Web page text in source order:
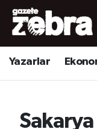
Yazarlar
Yazarlar
Ekonomi
Nöbetçi
Hava